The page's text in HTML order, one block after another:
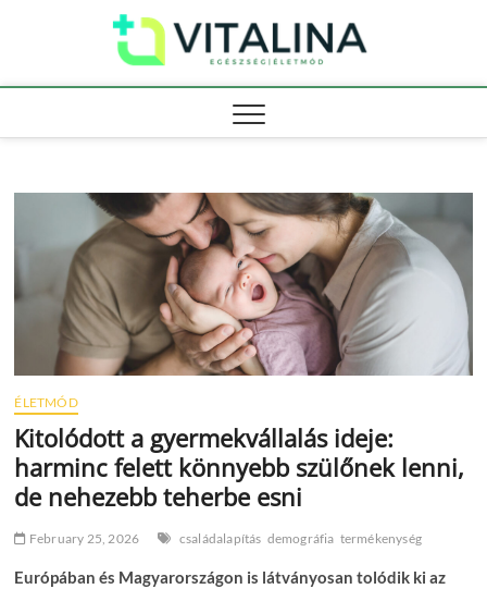
ÉLETMÓD
Kitolódott a gyermekvállalás ideje:
harminc felett könnyebb szülőnek lenni,
de nehezebb teherbe esni
February 25, 2026 családalapítás demográfia termékenység
Európában és Magyarországon is látványosan tolódik ki az